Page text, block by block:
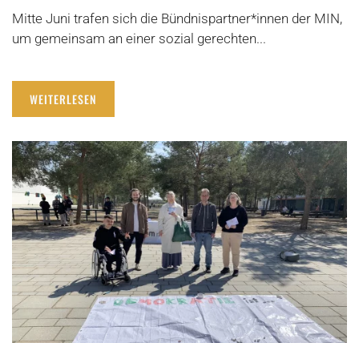
Mitte Juni trafen sich die Bündnispartner*innen der MIN,
um gemeinsam an einer sozial gerechten...
WEITERLESEN